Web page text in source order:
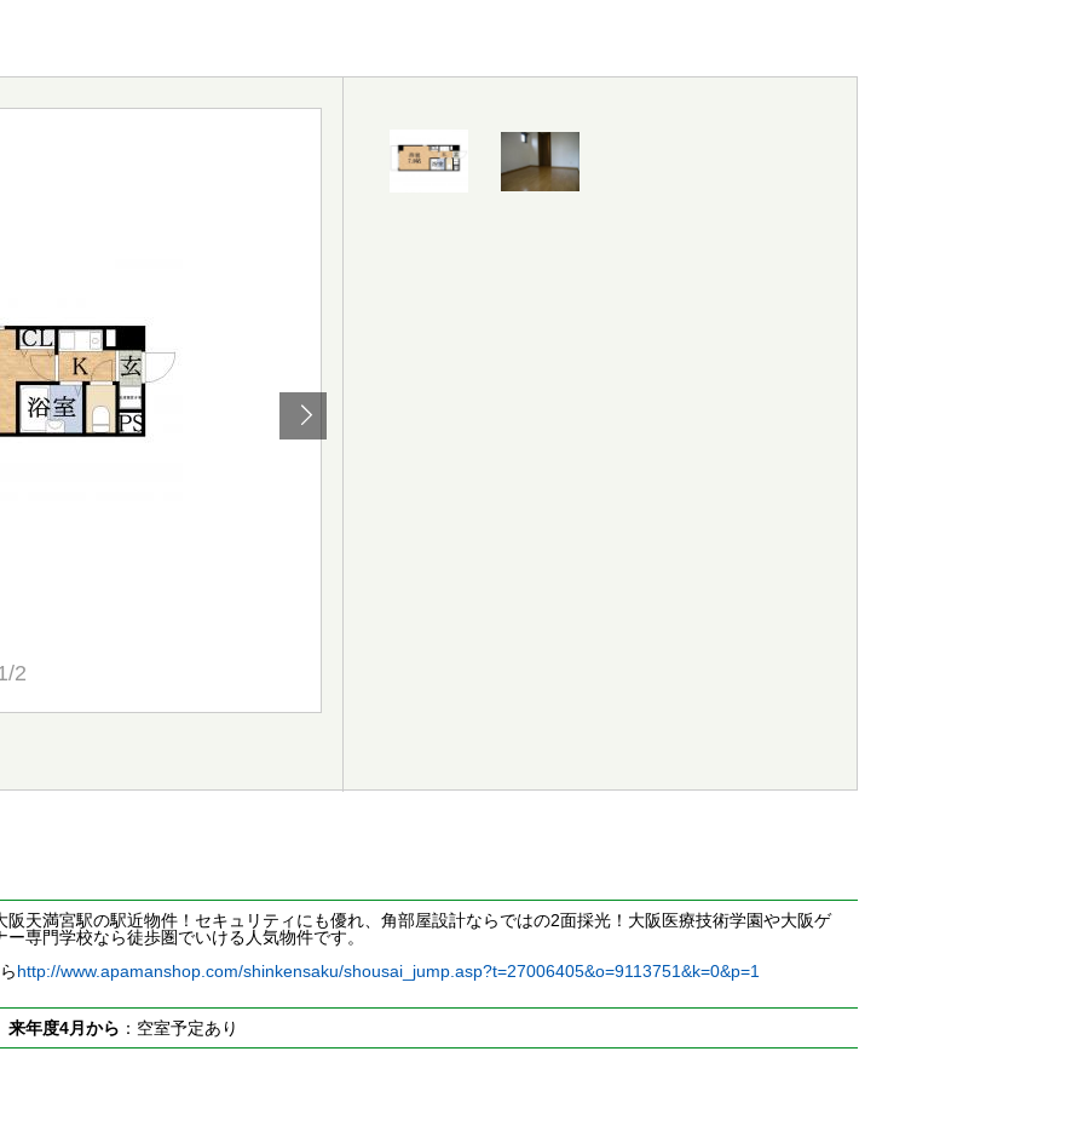
2
阪天満宮駅の駅近物件！セキュリティにも優れ、角部屋設計ならではの2面採光！大阪医療技術学園や大阪ゲ
ー専門学校なら徒歩圏でいける人気物件です。
http://www.apamanshop.com/shinkensaku/shousai_jump.asp?t=27006405&o=9113751&k=0&p=1
来年度4月から ：空室予定あり